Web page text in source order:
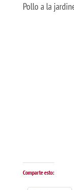
Pollo a la
Comparte esto: